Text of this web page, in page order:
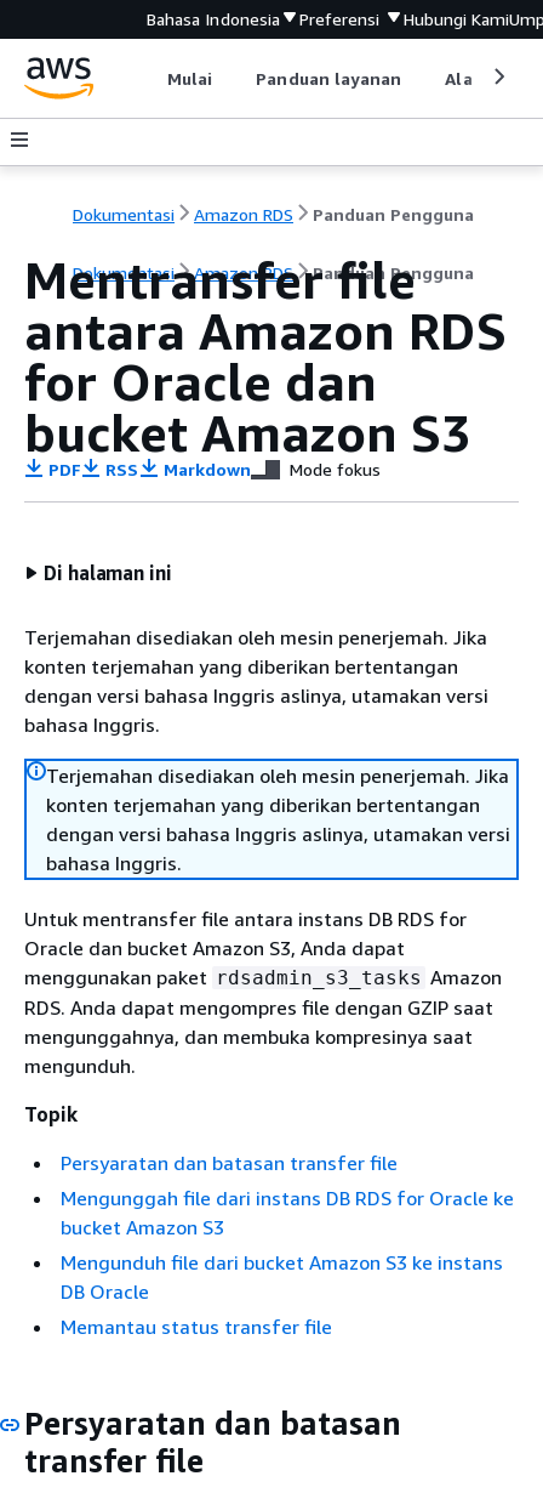
Bahasa Indonesia Preferensi Hubungi Kami
Mulai Panduan layanan Alat
Dokumentasi Amazon RDS Panduan Pengguna
Dokumentasi Amazon RDS Panduan Pengguna
Mentransfer file
antara Amazon RDS
for Oracle dan
bucket Amazon S3
PDF RSS Markdown Mode fokus
Di halaman ini
Terjemahan disediakan oleh mesin penerjemah. Jika
konten terjemahan yang diberikan bertentangan
dengan versi bahasa Inggris aslinya, utamakan versi
bahasa Inggris.
Terjemahan disediakan oleh mesin penerjemah. Jika
konten terjemahan yang diberikan bertentangan
dengan versi bahasa Inggris aslinya, utamakan versi
bahasa Inggris.
Untuk mentransfer file antara instans DB RDS for
Oracle dan bucket Amazon S3, Anda dapat
menggunakan paket rdsadmin_s3_tasks Amazon
RDS. Anda dapat mengompres file dengan GZIP saat
mengunggahnya, dan membuka kompresinya saat
mengunduh.
Topik
Persyaratan dan batasan transfer file
Mengunggah file dari instans DB RDS for Oracle ke
bucket Amazon S3
Mengunduh file dari bucket Amazon S3 ke instans
DB Oracle
Memantau status transfer file
Persyaratan dan batasan
transfer file